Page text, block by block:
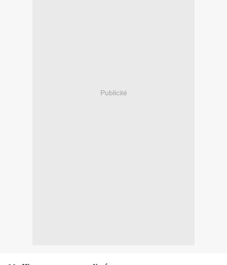
Publicité